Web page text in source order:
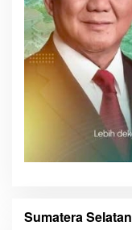
Sumatera Selatan